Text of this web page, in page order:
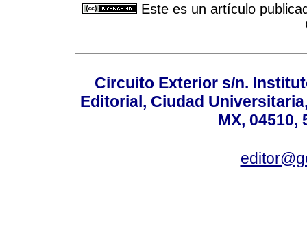
Este es un artículo
Circuito Exterior s/n.
Editorial, Ciudad
MX, 04510,